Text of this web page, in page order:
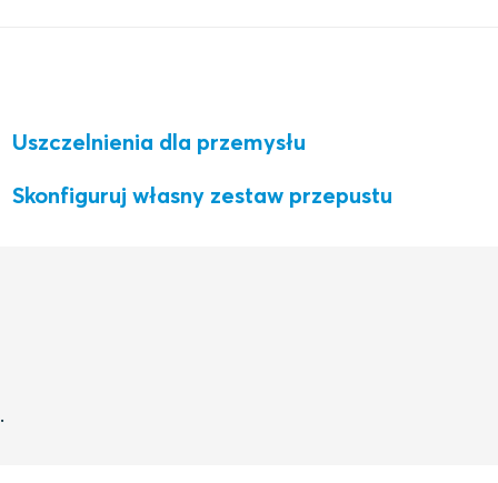
Uszczelnienia dla przemysłu
Skonfiguruj własny zestaw przepustu